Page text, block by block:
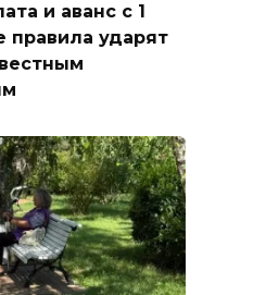
и аванс с 1
правила ударят